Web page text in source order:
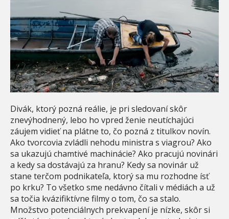
Divák, ktorý pozná reálie, je pri sledovaní skôr
znevýhodnený, lebo ho vpred ženie neutíchajúci
záujem vidieť na plátne to, čo pozná z titulkov novín.
Ako tvorcovia zvládli nehodu ministra s viagrou? Ako
sa ukazujú chamtivé machinácie? Ako pracujú novinári
a kedy sa dostávajú za hranu? Kedy sa novinár už
stane terčom podnikateľa, ktorý sa mu rozhodne ísť
po krku? To všetko sme nedávno čítali v médiách a už
sa točia kvázifiktívne filmy o tom, čo sa stalo.
Množstvo potenciálnych prekvapení je nízke, skôr si